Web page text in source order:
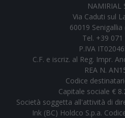
NAMIRIAL
Via Caduti sul
60019
Tel. +39
P.IVA
C.F. e iscriz. al Reg. Impr.
REA N.
Codice
Capitale sociale €
Società soggetta all'attività di
Ink (BC) Holdco S.p.a.